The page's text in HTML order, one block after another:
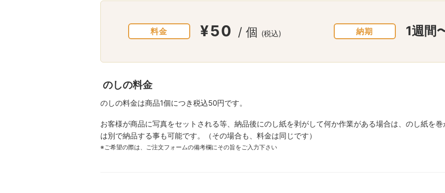
料金 ¥50 /個 (税込) 納期 1週間
のしの料金
のしの料金は商品1個につき税込50円です。
お客様が商品に写真をセットされる等、納品後にのし紙を剥がして何か作業がある場合は、のし紙を
は別で納品する事も可能です。（その場合も、料金は同じです）
※ご希望の際は、ご注文フォームの備考欄にその旨をご入力下さい